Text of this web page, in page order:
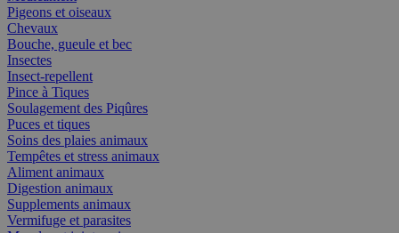
Pigeons et oiseaux
Chevaux
Bouche, gueule et bec
Insectes
Insect-repellent
Pince à Tiques
Soulagement des Piqûres
Puces et tiques
Soins des plaies animaux
Tempêtes et stress animaux
Aliment animaux
Digestion animaux
Supplements animaux
Vermifuge et parasites